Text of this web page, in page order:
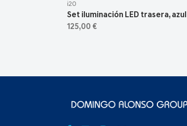
i20
Set iluminación LED trasera, azul
125,00 €